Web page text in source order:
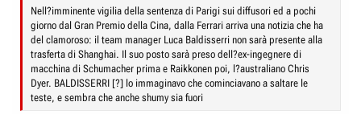
Nell?imminente vigilia della sentenza di Parigi sui diffusori ed a pochi
giorno dal Gran Premio della Cina, dalla Ferrari arriva una notizia che ha
del clamoroso: il team manager Luca Baldisserri non sarà presente alla
trasferta di Shanghai. Il suo posto sarà preso dell?ex-ingegnere di
macchina di Schumacher prima e Raikkonen poi, l?australiano Chris
Dyer. BALDISSERRI [?] lo immaginavo che cominciavano a saltare le
teste, e sembra che anche shumy sia fuori